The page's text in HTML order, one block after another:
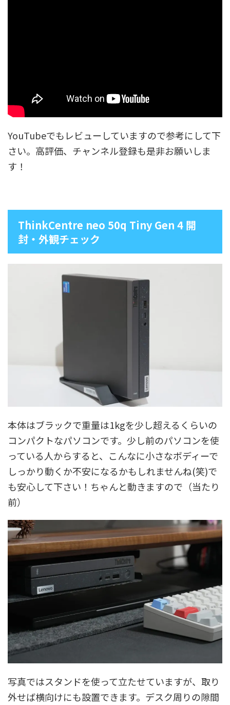
YouTubeでもレビューしていますので参考にして下
さい。高評価、チャンネル登録も是非お願いしま
す！
ThinkCentre neo 50q Tiny Gen 4 開
封・外観チェック
本体はブラックで重量は1kgを少し超えるくらいの
コンパクトなパソコンです。少し前のパソコンを使
っている人からすると、こんなに小さなボディーで
しっかり動くか不安になるかもしれませんね(笑)で
も安心して下さい！ちゃんと動きますので（当たり
前）
写真ではスタンドを使って立たせていますが、取り
外せば横向けにも設置できます。デスク周りの隙間